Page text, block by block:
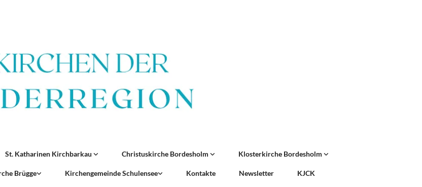
St. Katharinen Kirchbarkau Christuskirche Bordesholm Klosterkirche Bordesholm
Brügge Kirchengemeinde Schulensee Kontakte Newsletter KJCK